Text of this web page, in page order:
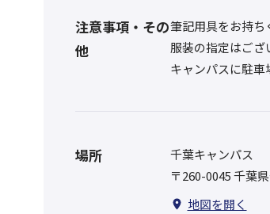
注意事項・その
他
筆記用具をお持ち
服装の指定はござ
キャンパスに駐
場所
千葉キャンパス
〒260-0045 千葉
地図を開く